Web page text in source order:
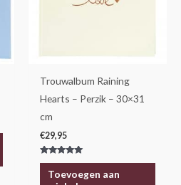
Trouwalbum Raining
Hearts – Perzik – 30×31
cm
€29,95
Gewaardeerd
5.00
uit 5Toevoegen aan